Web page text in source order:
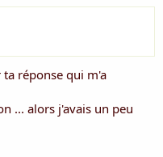
qui voient
!
réponse qui m'a
... alors j'avais un peu